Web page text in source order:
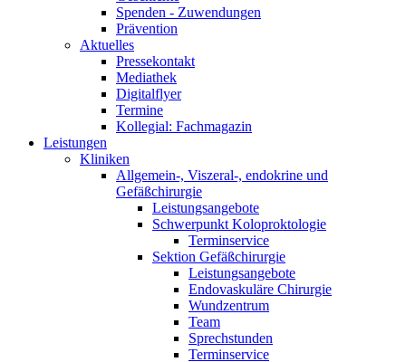
Spenden - Zuwendungen
Prävention
Aktuelles
Pressekontakt
Mediathek
Digitalflyer
Termine
Kollegial: Fachmagazin
Leistungen
Kliniken
Allgemein-, Viszeral-, endokrine und
Gefäßchirurgie
Leistungsangebote
Schwerpunkt Koloproktologie
Terminservice
Sektion Gefäßchirurgie
Leistungsangebote
Endovaskuläre Chirurgie
Wundzentrum
Team
Sprechstunden
Terminservice